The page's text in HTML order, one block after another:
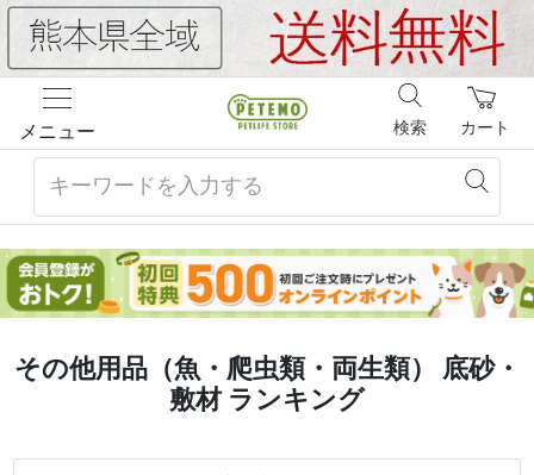
メニュー カート
検索
その他用品（魚・爬虫類・両生類） 底砂・
敷材 ランキング